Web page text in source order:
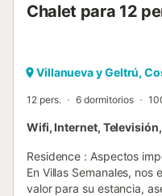
Chalet para 12
Villanueva y Geltrú,
12 pers. 6 dormitorios
Wifi, Internet,
Residence : Aspectos
En Villas Semanales,
valor para su estancia,